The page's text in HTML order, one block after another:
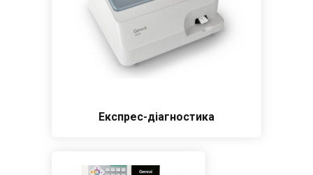
Експрес-діагностика